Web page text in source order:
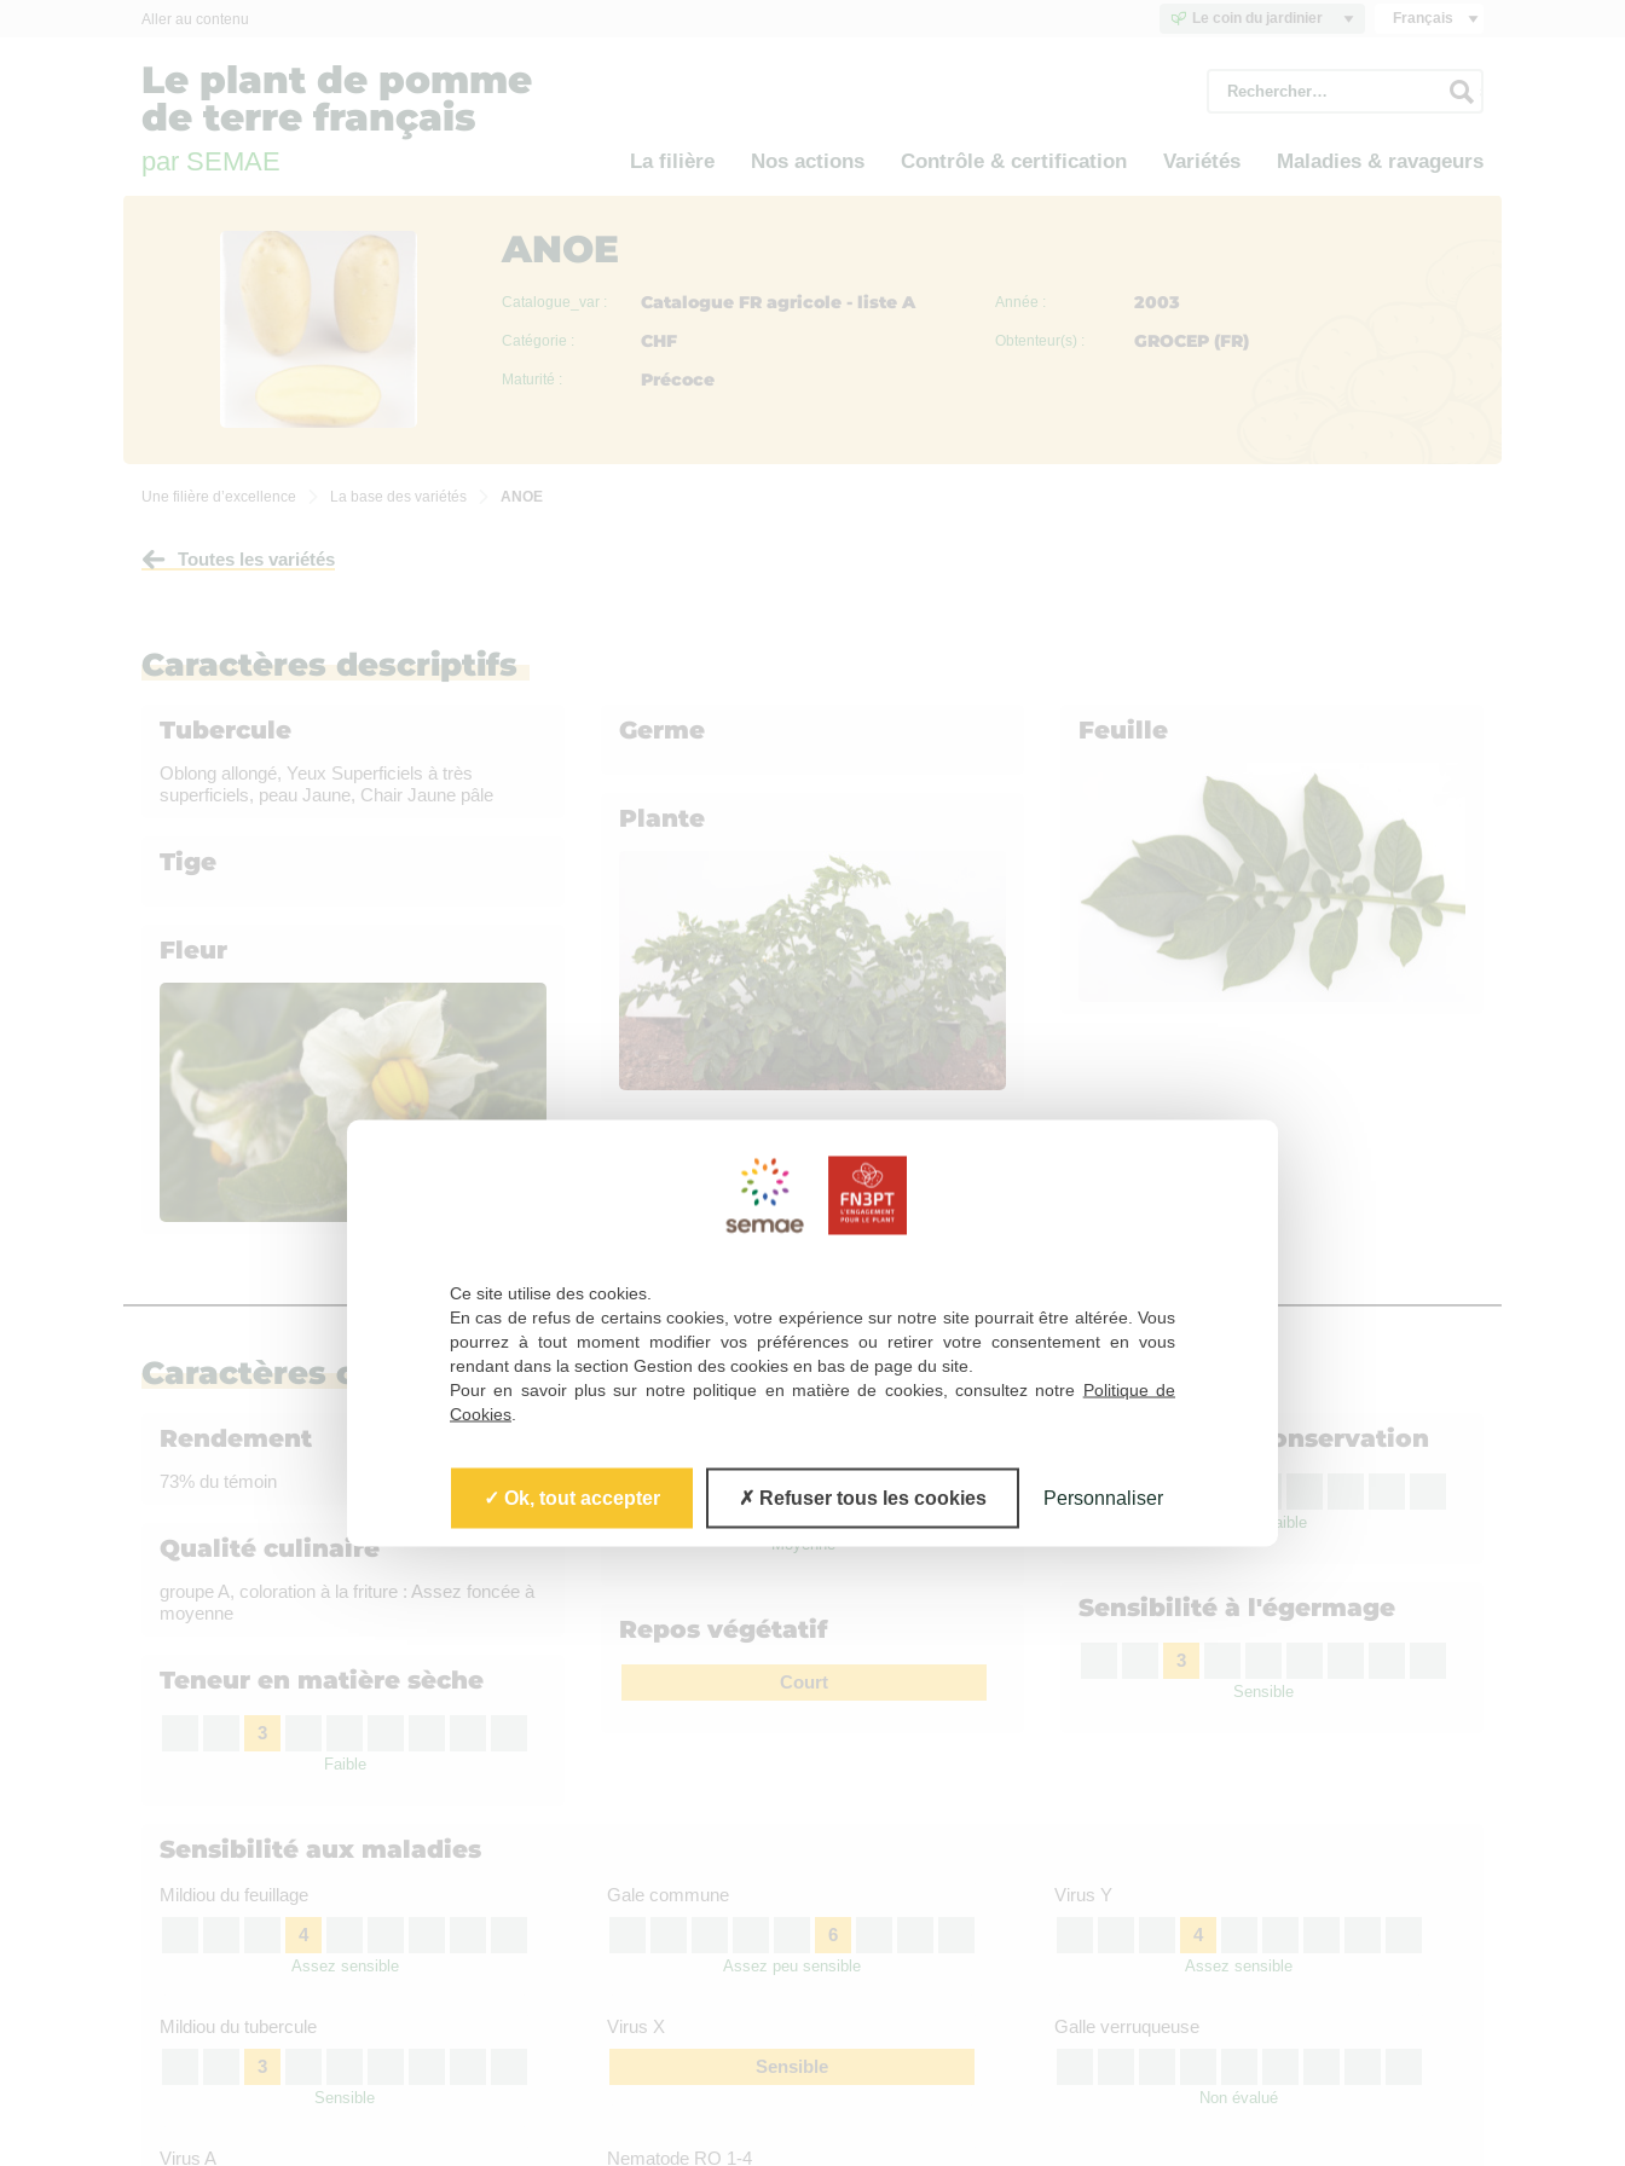
Panneau de gestion des cookies
Ce site utilise des cookies.
En cas de refus de certains cookies, votre expérience sur notre site pourrait être altérée. Vous
pourrez à tout moment modifier vos préférences ou retirer votre consentement en vous
rendant dans la section Gestion des cookies en bas de page du site.
Pour en savoir plus sur notre politique en matière de cookies, consultez notre Politique de
Cookies
Ok, tout accepter Refuser tous les cookies Personnaliser
Aller au contenu Le coin du jardinier Français
Le plant de pomme
de terre français
par SEMAE La filière Nos actions Contrôle & certification Variétés Maladies & ravageurs
ANOE
Catalogue_var : Catalogue FR agricole - liste A
Catégorie : CHF
Maturité : Précoce
Année : 2003
Obtenteur(s) : GROCEP (FR)
Une filière d’excellence La base des variétés ANOE
Toutes les variétés
Caractères descriptifs
Tubercule
Oblong allongé, Yeux Superficiels à très
superficiels, peau Jaune, Chair Jaune pâle
Germe Feuille
Plante
Tige
Fleur
Caractères culturaux et d'utilisation
Rendement
73% du témoin
Moyenne
Aptitude à la conservation
Assez faible
Qualité culinaire
groupe A, coloration à la friture : Assez foncée à
moyenne
Sensibilité à l'égermage
3
Sensible
Repos végétatif
Court
Teneur en matière sèche
3
Faible
Sensibilité aux maladies
Mildiou du feuillage
4
Assez sensible
Gale commune
6
Assez peu sensible
Virus Y
4
Assez sensible
Mildiou du tubercule
3
Sensible
Virus X
Sensible
Galle verruqueuse
Non évalué
Virus A Nematode RO 1-4